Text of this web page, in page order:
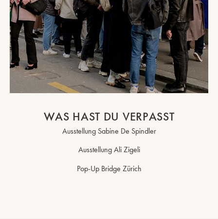
WAS HAST DU VERPASST
Ausstellung Sabine De Spindler
Ausstellung Ali Zigeli
Pop-Up Bridge Zürich